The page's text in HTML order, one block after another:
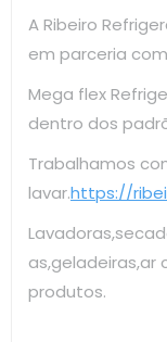
A Ribeiro
em parceria
Mega flex
dentro dos
Trabalhamos
lavar.https://
as,geladeiras,ar
produtos.